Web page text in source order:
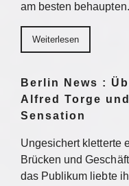
am besten
Weiterlesen
Berlin News :
Alfred Torge
Sensation
Ungesichert kletterte
Brücken und
das Publikum liebte